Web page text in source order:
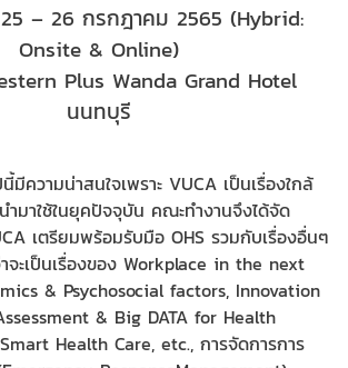
25 – 26 กรกฎาคม 2565 (Hybrid:
Onsite & Online)
Plus Wanda Grand Hotel
นนทบุรี
มน่าสนใจเพราะ VUCA เป็นเรื่องใกล้
ำมาใช้ในยุคปัจจุบัน คณะทำงานจึงได้จัด
เตรียมพร้อมรับมือ OHS รวมกับเรื่องอื่นๆ
จะเป็นเรื่องของ Workplace in the next
& Psychosocial factors, Innovation
& Big DATA for Health
Health Care, etc., การจัดการการ